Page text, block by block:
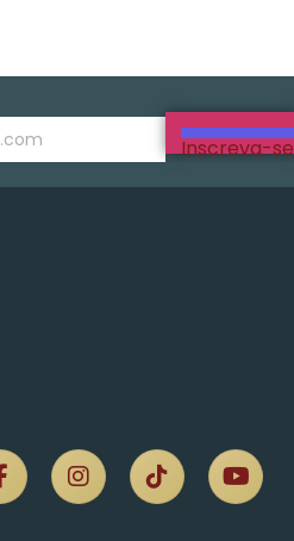
Inscreva-se